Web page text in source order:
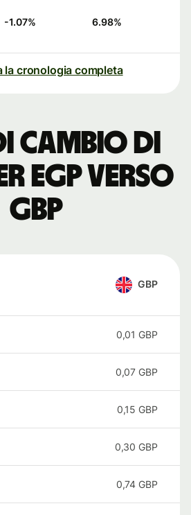
-1.07% 6.98%
la cronologia completa
cambio di
EGP verso
GBP
GBP
0,01 GBP
0,07 GBP
0,15 GBP
0,30 GBP
0,74 GBP